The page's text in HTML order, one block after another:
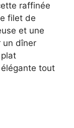
raffinée
filet de
et une
un dîner
tout